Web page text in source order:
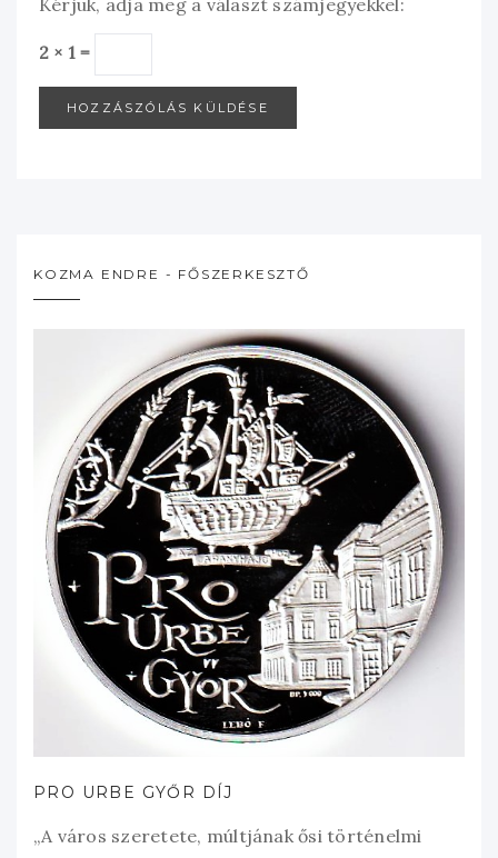
Kérjük, adja meg a választ számjegyekkel:
2 × 1 =
KOZMA ENDRE - FŐSZERKESZTŐ
PRO URBE GYŐR DÍJ
„A város szeretete, múltjának ősi történelmi